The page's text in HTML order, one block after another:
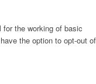
the working of basic
the option to opt-out of